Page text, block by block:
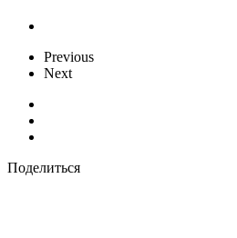
Previous
Next
Поделиться